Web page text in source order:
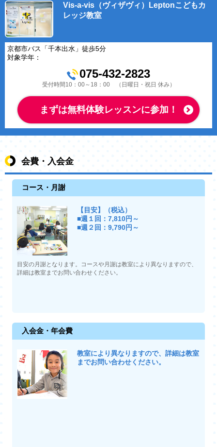
Vis-a-vis（ヴィザヴィ）Leptonこどもカ
レッジ教室
京都市バス「千本出水」徒歩5分
対象学年：
075-432-2823
受付時間10：00～18：00 （日曜日・祝日 休み）
まずは無料体験レッスンに参加！
会費・入会金
コース・月謝
【目安】（税込）
■週１回：7,810円～
■週２回：9,790円～
目安の月謝となります。コースや月謝は教室により異なりますので、
詳細は教室までお問い合わせください。
入会金・年会費
教室により異なりますので、詳細は教室
までお問い合わせください。